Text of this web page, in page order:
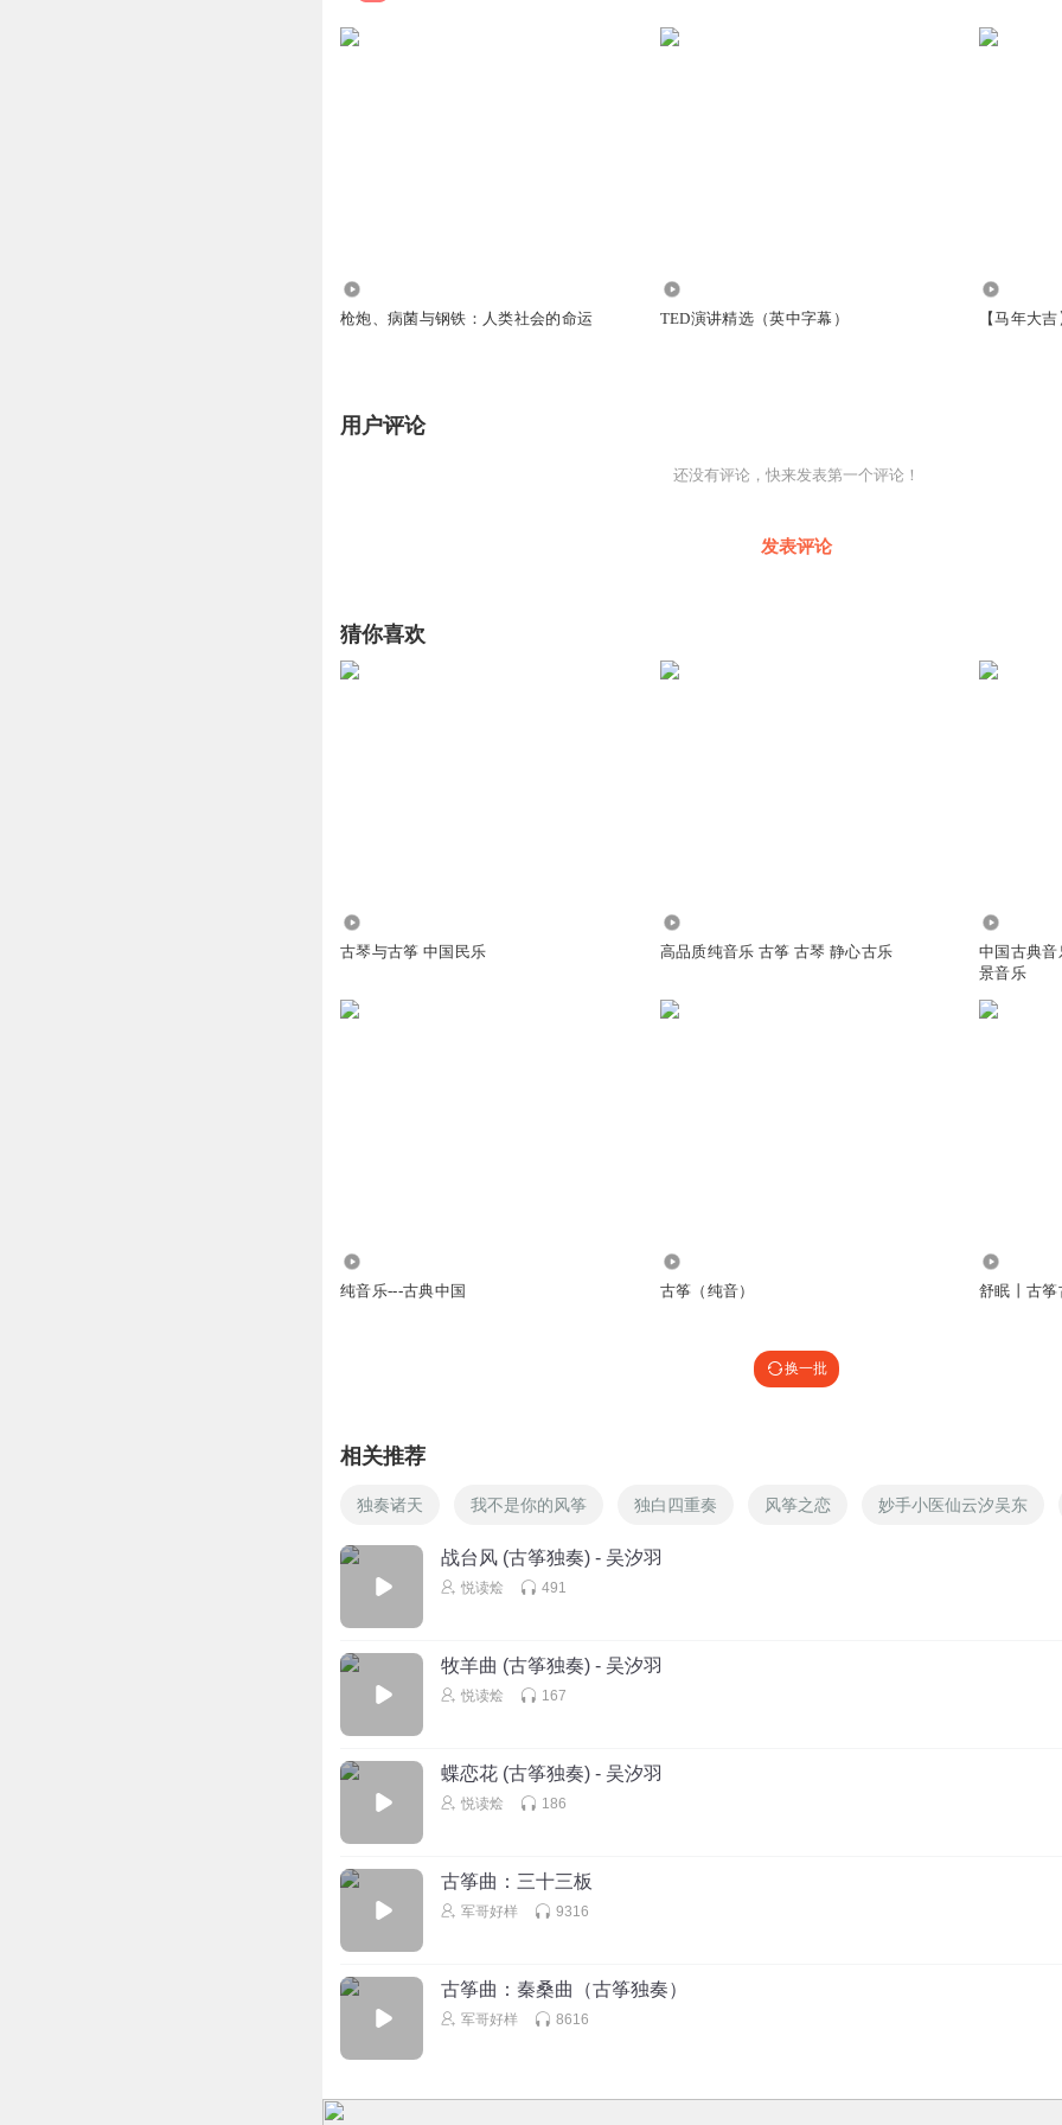
枪炮、病菌与钢铁：人类社会的命运 TED演讲精选（英中字幕） 【马年大
用户评论
还没有评论，快来发表第一个评论！
发表评论
猜你喜欢
古琴与古筝 中国民乐 高品质纯音乐 古筝 古琴 静心古乐
中国古典
景音乐
纯音乐---古典中国 古筝（纯音） 舒眠丨古筝
换一批
相关推荐
独奏诸天 我不是你的风筝 独白四重奏 风筝之恋 妙手小医仙云汐吴东
战台风 (古筝独奏) - 吴汐羽
悦读烩 491
牧羊曲 (古筝独奏) - 吴汐羽
悦读烩 167
蝶恋花 (古筝独奏) - 吴汐羽
悦读烩 186
古筝曲：三十三板
军哥好样 9316
古筝曲：秦桑曲（古筝独奏）
军哥好样 8616